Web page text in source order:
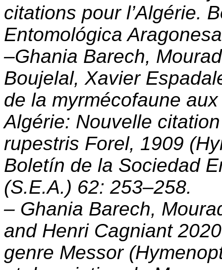
citations pour l’Algérie.
Entomológica
–Ghania Barech,
Boujelal, Xavier
de la myrmécofaune
Algérie: Nouvelle
rupestris Forel, 1909
Boletín de la Sociedad
(S.E.A.) 62: 253–258.
– Ghania Barech,
and Henri Cagniant
genre Messor